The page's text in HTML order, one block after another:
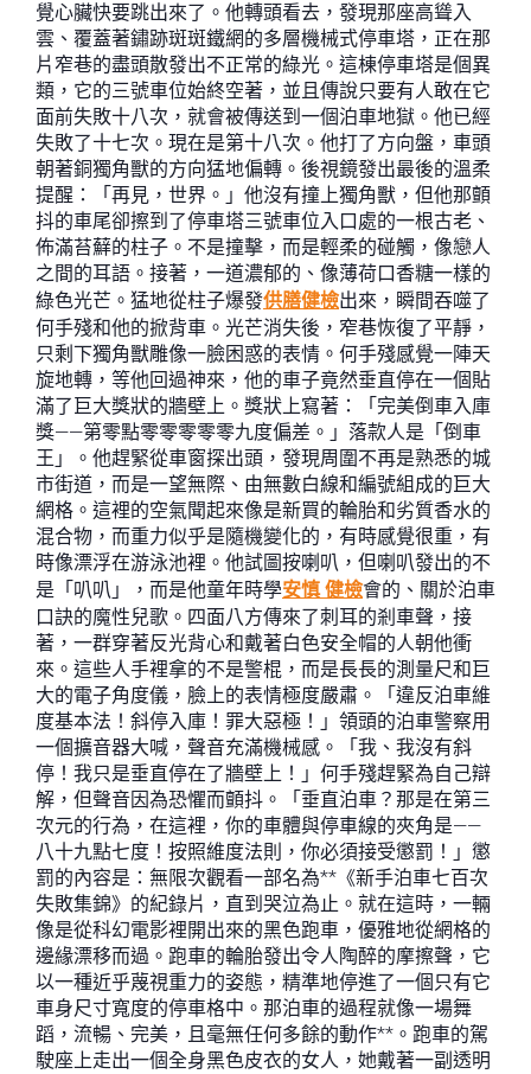
覺心臟快要跳出來了。他轉頭看去，發現那座高聳入
雲、覆蓋著鏽跡斑斑鐵網的多層機械式停車塔，正在那
片窄巷的盡頭散發出不正常的綠光。這棟停車塔是個異
類，它的三號車位始終空著，並且傳說只要有人敢在它
面前失敗十八次，就會被傳送到一個泊車地獄。他已經
失敗了十七次。現在是第十八次。他打了方向盤，車頭
朝著銅獨角獸的方向猛地偏轉。後視鏡發出最後的溫柔
提醒：「再見，世界。」他沒有撞上獨角獸，但他那顫
抖的車尾卻擦到了停車塔三號車位入口處的一根古老、
佈滿苔蘚的柱子。不是撞擊，而是輕柔的碰觸，像戀人
之間的耳語。接著，一道濃郁的、像薄荷口香糖一樣的
綠色光芒。猛地從柱子爆發供膳健檢出來，瞬間吞噬了
何手殘和他的掀背車。光芒消失後，窄巷恢復了平靜，
只剩下獨角獸雕像一臉困惑的表情。何手殘感覺一陣天
旋地轉，等他回過神來，他的車子竟然垂直停在一個貼
滿了巨大獎狀的牆壁上。獎狀上寫著：「完美倒車入庫
獎——第零點零零零零零九度偏差。」落款人是「倒車
王」。他趕緊從車窗探出頭，發現周圍不再是熟悉的城
市街道，而是一望無際、由無數白線和編號組成的巨大
網格。這裡的空氣聞起來像是新買的輪胎和劣質香水的
混合物，而重力似乎是隨機變化的，有時感覺很重，有
時像漂浮在游泳池裡。他試圖按喇叭，但喇叭發出的不
是「叭叭」，而是他童年時學安慎 健檢會的、關於泊車
口訣的魔性兒歌。四面八方傳來了刺耳的剎車聲，接
著，一群穿著反光背心和戴著白色安全帽的人朝他衝
來。這些人手裡拿的不是警棍，而是長長的測量尺和巨
大的電子角度儀，臉上的表情極度嚴肅。「違反泊車維
度基本法！斜停入庫！罪大惡極！」領頭的泊車警察用
一個擴音器大喊，聲音充滿機械感。「我、我沒有斜
停！我只是垂直停在了牆壁上！」何手殘趕緊為自己辯
解，但聲音因為恐懼而顫抖。「垂直泊車？那是在第三
次元的行為，在這裡，你的車體與停車線的夾角是——
八十九點七度！按照維度法則，你必須接受懲罰！」懲
罰的內容是：無限次觀看一部名為**《新手泊車七百次
失敗集錦》的紀錄片，直到哭泣為止。就在這時，一輛
像是從科幻電影裡開出來的黑色跑車，優雅地從網格的
邊緣漂移而過。跑車的輪胎發出令人陶醉的摩擦聲，它
以一種近乎蔑視重力的姿態，精準地停進了一個只有它
車身尺寸寬度的停車格中。那泊車的過程就像一場舞
蹈，流暢、完美，且毫無任何多餘的動作**。跑車的駕
駛座上走出一個全身黑色皮衣的女人，她戴著一副透明